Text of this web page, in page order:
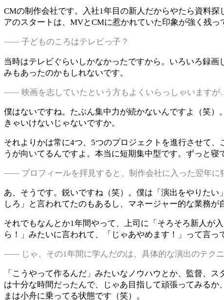
CMの制作会社です。入社1年目の新人だからやたら資料
アのスタートは、MVとCMに惹かれていた印象が強く残
子どものころはテレビっ子？
当時はテレビぐらいしかなかったですから。いろいろ録
みもあったのかもしれないです。
映画を志していたという方もよくいらっしゃいます
僕はないですね。たぶん集中力が続かないんですよ（笑
きゃいけないじゃないですか。
それよりかは常に4つ、5つのプロジェクトを進行させて
うが向いてるんですよ。本当に短期集中型です。ずっと
プロフィールを拝見すると、制作会社に入った翌年
あ、そうです。鋭いですね（笑）。僕は「演出をやりた
しろ」と言われてたのもあるし、マネージャー的な業務
それでもなんとか1年間やって、上司に「そろそろ新人が
ら！」みたいに言われて、「じゃあやめます！」って言
じゃ、その1年間に学んだのは、具体的な演出のテク
「こうやって作るんだ」みたいなノウハウとか、監督、
は十分な時間だったんで、じゃあ目指して頑張ってみる
まは小舟に乗ってる状態です（笑）。